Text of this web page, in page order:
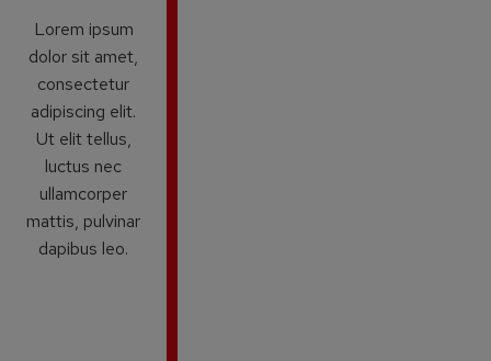
Lorem ipsum
dolor sit amet,
consectetur
adipiscing elit.
Ut elit tellus,
luctus nec
ullamcorper
mattis, pulvinar
dapibus leo.